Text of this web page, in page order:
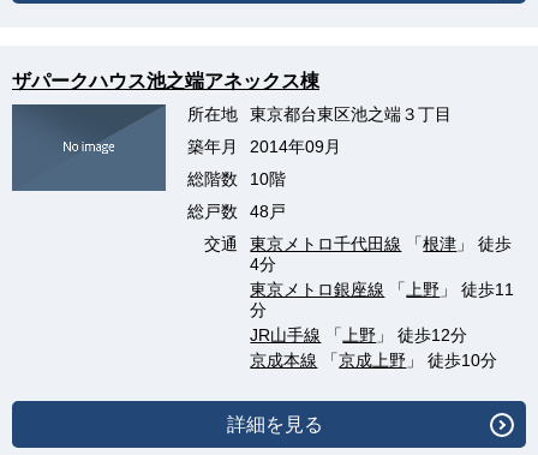
ザパークハウス池之端アネックス棟
所在地
東京都台東区池之端３丁目
築年月
2014年09月
総階数
10階
総戸数
48戸
交通
東京メトロ千代田線 「根津 」 徒歩
4分
東京メトロ銀座線 「 上野 」 徒歩11
分
JR山手線 「 上野 」 徒歩12分
京成本線 「京成上野 」 徒歩10分
詳細を見る